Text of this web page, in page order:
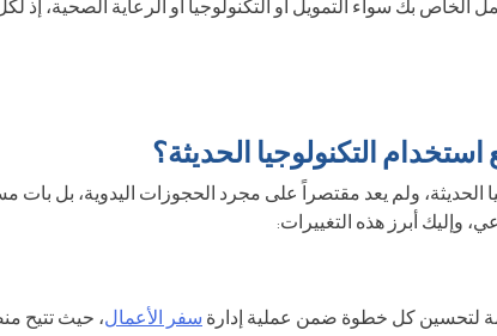
بك سواء التمويل أو التكنولوجيا أو الرعاية الصحية، إذ
التكنولوجيا الحديثة؟
ولم يعد مقتصراً على مجرد الحجوزات اليدوية، بل بات
وإليك أبرز هذه التغييرات:
لتحسين كل خطوة ضمن عملية إدارة سفر الأعمال، حيث تتيح